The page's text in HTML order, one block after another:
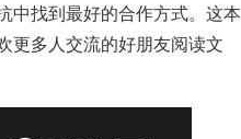
中找到最好的合作方式。这本
更多人交流的好朋友阅读文